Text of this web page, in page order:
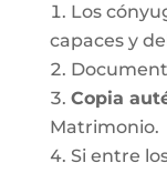
Los
capaces y
Copia
Matrimonio.
Si entre